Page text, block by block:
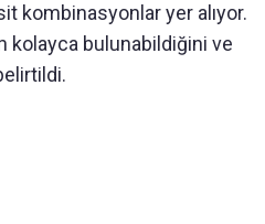
kombinasyonlar yer alıyor.
kolayca bulunabildiğini ve